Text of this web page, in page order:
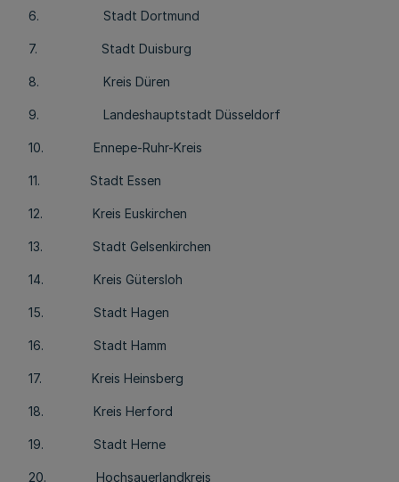
6. Stadt Dortmund
7. Stadt Duisburg
8. Kreis Düren
9. Landeshauptstadt Düsseldorf
10. Ennepe-Ruhr-Kreis
11. Stadt Essen
12. Kreis Euskirchen
13. Stadt Gelsenkirchen
14. Kreis Gütersloh
15. Stadt Hagen
16. Stadt Hamm
17. Kreis Heinsberg
18. Kreis Herford
19. Stadt Herne
20. Hochsauerlandkreis